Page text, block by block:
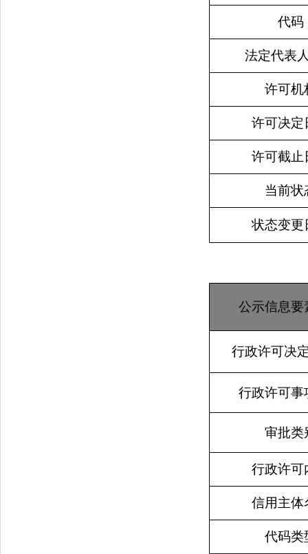
代码
法定代表
许可机
许可决定
许可截止
当前状
状态变更
公示信息要
行政许可决
行政许可事
审批类
行政许可
信用主体
代码类